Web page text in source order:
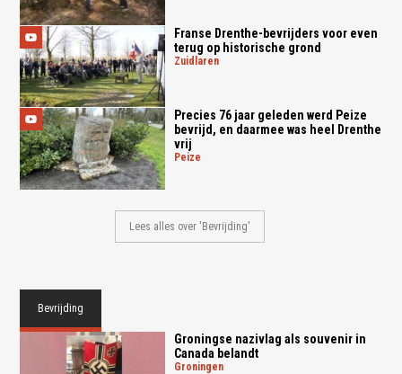
Franse Drenthe-bevrijders voor even
terug op historische grond
zuidlaren
Precies 76 jaar geleden werd Peize
bevrijd, en daarmee was heel Drenthe
vrij
peize
Lees alles over 'Bevrijding'
Bevrijding
Groningse nazivlag als souvenir in
Canada belandt
groningen